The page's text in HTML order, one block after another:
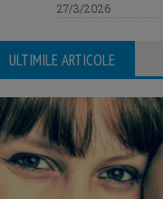
27/3/2026
ULTIMILE ARTICOLE